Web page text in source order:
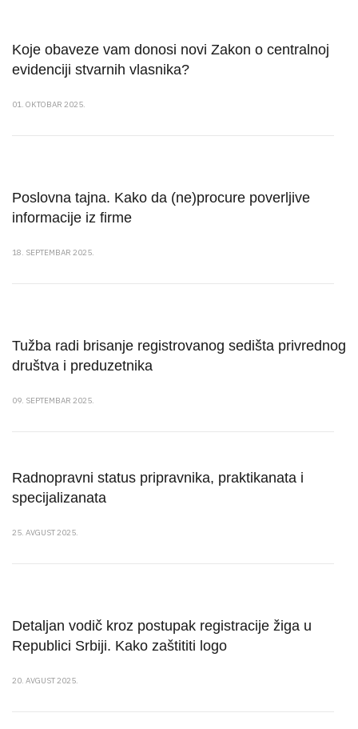
Koje obaveze vam donosi novi Zakon o centralnoj
evidenciji stvarnih vlasnika?
01. OKTOBAR 2025.
Poslovna tajna. Kako da (ne)procure poverljive
informacije iz firme
18. SEPTEMBAR 2025.
Tužba radi brisanje registrovanog sedišta privrednog
društva i preduzetnika
09. SEPTEMBAR 2025.
Radnopravni status pripravnika, praktikanata i
specijalizanata
25. AVGUST 2025.
Detaljan vodič kroz postupak registracije žiga u
Republici Srbiji. Kako zaštititi logo
20. AVGUST 2025.